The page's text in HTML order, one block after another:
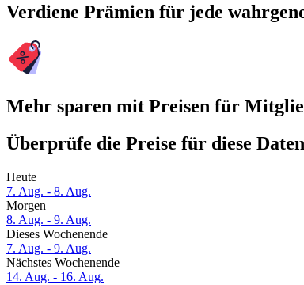
Verdiene Prämien für jede
Mehr sparen mit Preisen für
Überprüfe die Preise für diese Daten
Heute
7. Aug. - 8. Aug.
Morgen
8. Aug. - 9. Aug.
Dieses Wochenende
7. Aug. - 9. Aug.
Nächstes Wochenende
14. Aug. - 16. Aug.